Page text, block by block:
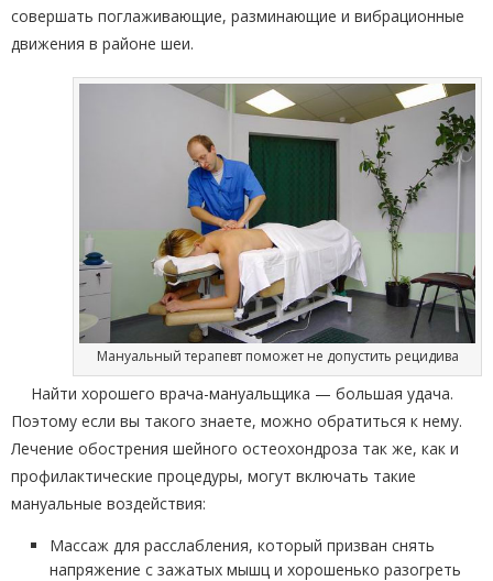
совершать поглаживающие, разминающие и вибрационные
движения в районе шеи.
Мануальный терапевт поможет не допустить рецидива
Найти хорошего врача-мануальщика — большая удача.
Поэтому если вы такого знаете, можно обратиться к нему.
Лечение обострения шейного остеохондроза так же, как и
профилактические процедуры, могут включать такие
мануальные воздействия:
Массаж для расслабления, который призван снять
напряжение с зажатых мышц и хорошенько разогреть